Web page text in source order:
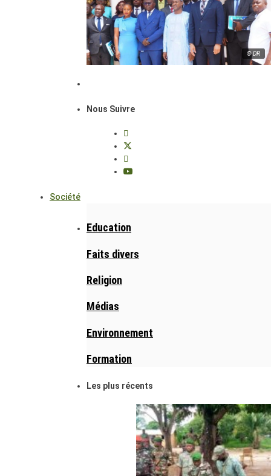
© DR
Nous Suivre
Société
Education
Faits divers
Religion
Médias
Environnement
Formation
Les plus récents